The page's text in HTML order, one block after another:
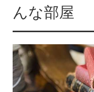
んな部屋